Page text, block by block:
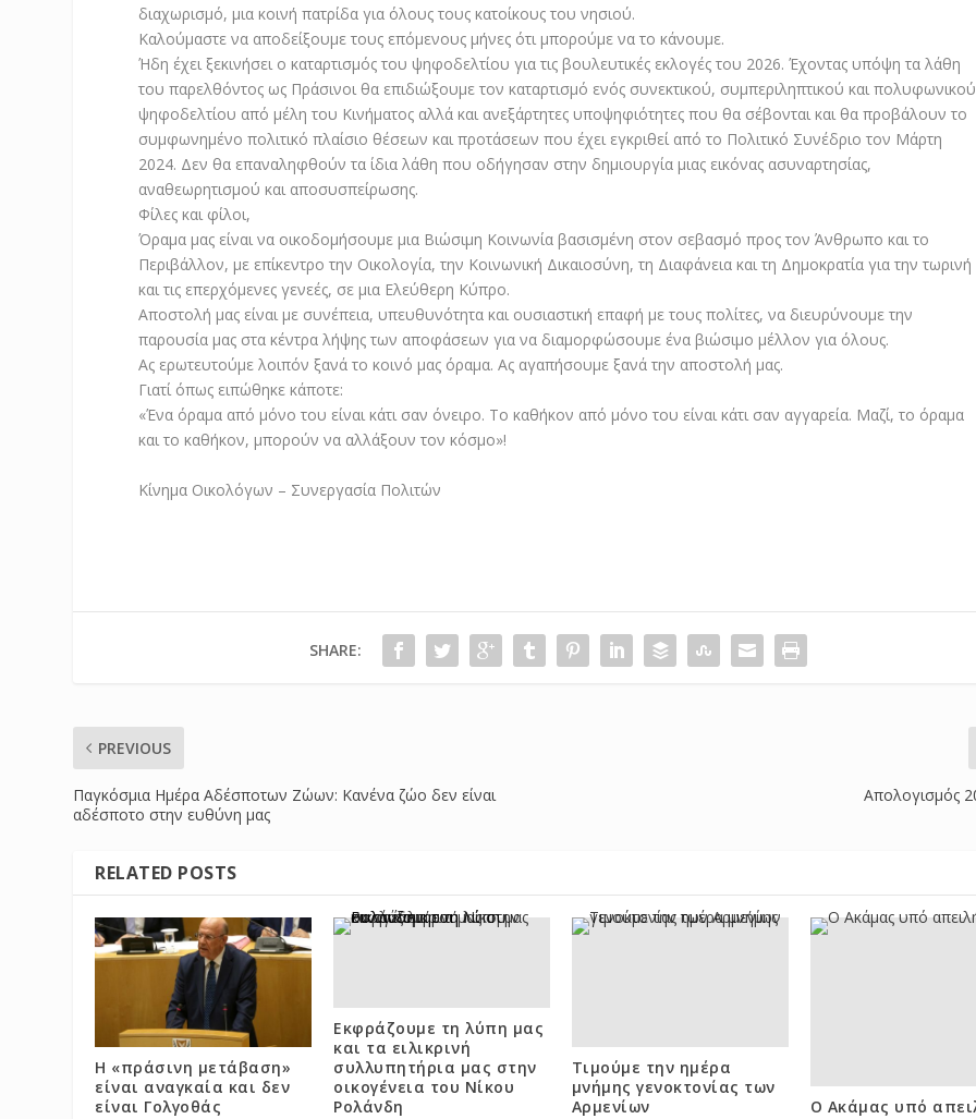
διαχωρισμό, μια κοινή πατρίδα για όλους τους κατοίκους του νησιού.
Καλούμαστε να αποδείξουμε τους επόμενους μήνες ότι μπορούμε να το κάνουμε.
Ήδη έχει ξεκινήσει ο καταρτισμός του ψηφοδελτίου για τις βουλευτικές εκλογές του 2026. Έχοντας υπόψη τα λάθη
του παρελθόντος ως Πράσινοι θα επιδιώξουμε τον καταρτισμό ενός συνεκτικού, συμπεριληπτικού και πολυφωνικού
ψηφοδελτίου από μέλη του Κινήματος αλλά και ανεξάρτητες υποψηφιότητες που θα σέβονται και θα προβάλουν το
συμφωνημένο πολιτικό πλαίσιο θέσεων και προτάσεων που έχει εγκριθεί από το Πολιτικό Συνέδριο τον Μάρτη
2024. Δεν θα επαναληφθούν τα ίδια λάθη που οδήγησαν στην δημιουργία μιας εικόνας ασυναρτησίας,
αναθεωρητισμού και αποσυσπείρωσης.
Φίλες και φίλοι,
Όραμα μας είναι να οικοδομήσουμε μια Βιώσιμη Κοινωνία βασισμένη στον σεβασμό προς τον Άνθρωπο και το
Περιβάλλον, με επίκεντρο την Οικολογία, την Κοινωνική Δικαιοσύνη, τη Διαφάνεια και τη Δημοκρατία για την τωρινή
και τις επερχόμενες γενεές, σε μια Ελεύθερη Κύπρο.
Αποστολή μας είναι με συνέπεια, υπευθυνότητα και ουσιαστική επαφή με τους πολίτες, να διευρύνουμε την
παρουσία μας στα κέντρα λήψης των αποφάσεων για να διαμορφώσουμε ένα βιώσιμο μέλλον για όλους.
Ας ερωτευτούμε λοιπόν ξανά το κοινό μας όραμα. Ας αγαπήσουμε ξανά την αποστολή μας.
Γιατί όπως ειπώθηκε κάποτε:
«Ένα όραμα από μόνο του είναι κάτι σαν όνειρο. Το καθήκον από μόνο του είναι κάτι σαν αγγαρεία. Μαζί, το όραμα
και το καθήκον, μπορούν να αλλάξουν τον κόσμο»!
Κίνημα Οικολόγων – Συνεργασία Πολιτών
SHARE:
PREVIOUS
Παγκόσμια Ημέρα Αδέσποτων Ζώων: Κανένα ζώο δεν είναι
αδέσποτο στην ευθύνη μας
Απολογισμός
RELATED POSTS
Η «πράσινη μετάβαση»
είναι αναγκαία και δεν
είναι Γολγοθάς
Εκφράζουμε τη λύπη μας
και τα ειλικρινή
συλλυπητήρια μας στην
οικογένεια του Νίκου
Ρολάνδη
Τιμούμε την ημέρα
μνήμης γενοκτονίας των
Αρμενίων
Ο Ακάμας υπό